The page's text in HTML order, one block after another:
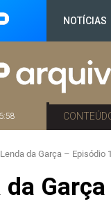
NOTÍCIAS
da Garça – Episódio
da